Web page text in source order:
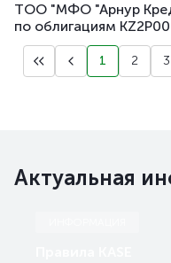
ТОО "МФО "Арнур
по облигациям
1 2 3
Актуальная